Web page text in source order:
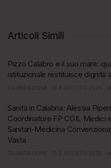
Articoli Simili
Pizzo Calabro e il suo mare:
istituzionale restituisce dignità
Sanità in Calabria: Alessia
Coordinatore FP CGIL Medici
Sanitari-Medicina
Vasta